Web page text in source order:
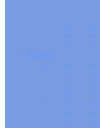
NEWS